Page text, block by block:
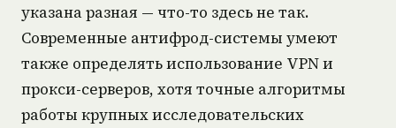
указана разная — что-то здесь не так.
Современные антифрод-системы умеют
также определять использование VPN и
прокси-серверов, хотя точные алгоритмы
работы крупных исследовательских